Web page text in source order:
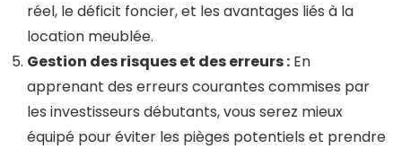
réel, le déficit foncier, et les avantages liés à la
location meublée.
Gestion des risques et des erreurs : En
apprenant des erreurs courantes commises par
les investisseurs débutants, vous serez mieux
équipé pour éviter les pièges potentiels et prendre